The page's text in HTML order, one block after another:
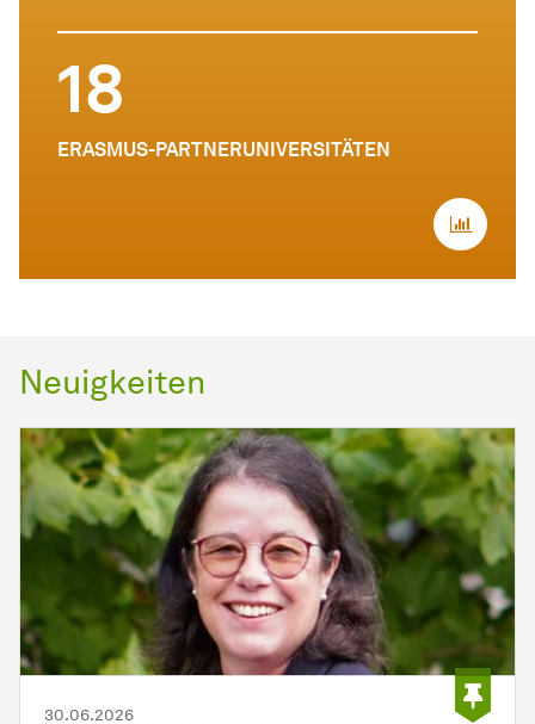
18
ERASMUS-PARTNERUNIVERSITÄTEN
Neuigkeiten
30.06.2026